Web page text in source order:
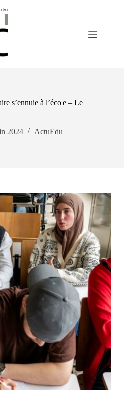
s’ennuie à l’école – Le
2024 ActuEdu